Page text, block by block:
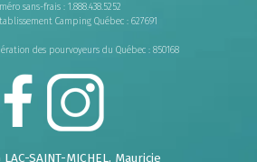
sans-frais : 1.888.438.5252
Camping Québec : 627691
des pourvoyeurs du Québec : 850168
LAC-SAINT-MICHEL, Mauricie